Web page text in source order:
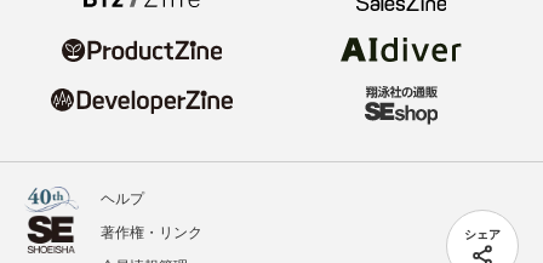
シェア
ヘルプ
著作権・リンク